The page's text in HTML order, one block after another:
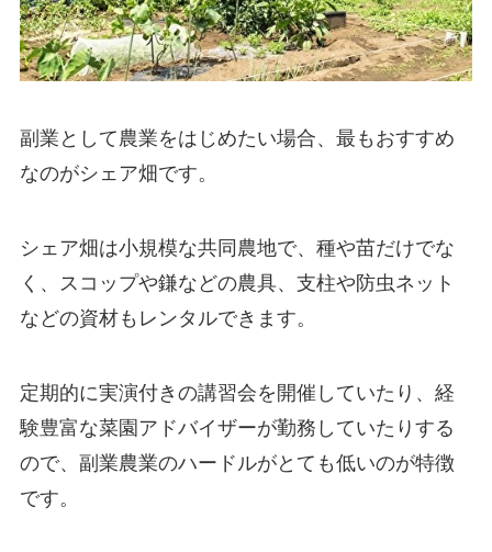
副業として農業をはじめたい場合、最もおすすめ
なのがシェア畑です。
シェア畑は小規模な共同農地で、種や苗だけでな
く、スコップや鎌などの農具、支柱や防虫ネット
などの資材もレンタルできます。
定期的に実演付きの講習会を開催していたり、経
験豊富な菜園アドバイザーが勤務していたりする
ので、副業農業のハードルがとても低いのが特徴
です。